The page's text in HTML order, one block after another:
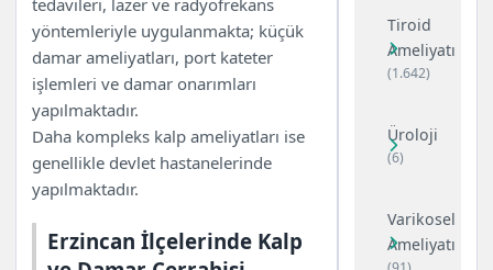
tedavileri, lazer ve radyofrekans
yöntemleriyle uygulanmakta; küçük
damar ameliyatları, port kateter
işlemleri ve damar onarımları
yapılmaktadır.
Daha kompleks kalp ameliyatları ise
genellikle devlet hastanelerinde
yapılmaktadır.
Erzincan İlçelerinde Kalp
Tiroid
Ameliyatı
(1.642)
Üroloji
(6)
Varikosel
Ameliyatı